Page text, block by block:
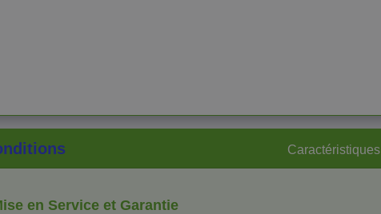
Caractéristiques
en Service et Garantie